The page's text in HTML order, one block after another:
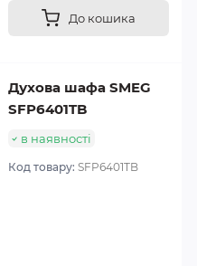
До кошика
Духова шафа SMEG
SFP6401TB
в наявності
Код товару: SFP6401TB